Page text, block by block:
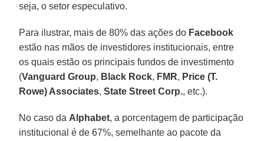
seja, o setor especulativo.
Para ilustrar, mais de 80% das ações do Facebook
estão nas mãos de investidores institucionais, entre
os quais estão os principais fundos de investimento
(Vanguard Group, Black Rock, FMR, Price (T.
Rowe) Associates,State Street Corp., etc.).
No caso da Alphabet, a porcentagem de participação
institucional é de 67%, semelhante ao pacote da